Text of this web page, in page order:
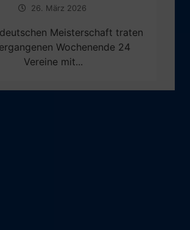
26. März 2026
Meisterschaft traten
Wochenende 24
Vereine mit...